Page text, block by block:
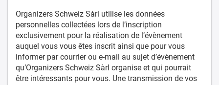
Organizers Schweiz Sàrl utilise les données
personnelles collectées lors de l’inscription
exclusivement pour la réalisation de l’évènement
auquel vous vous êtes inscrit ainsi que pour vous
informer par courrier ou e-mail au sujet d’évènement
qu’Organizers Schweiz Sàrl organise et qui pourrait
être intéressants pour vous. Une transmission de vos